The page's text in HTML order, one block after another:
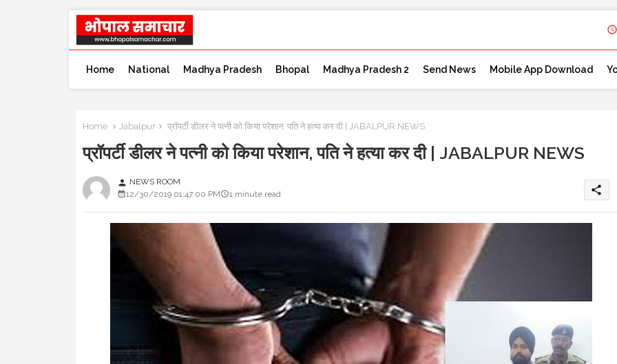
Home National Madhya Pradesh Bhopal Madhya Pradesh 2 Send News Mobile App Download
Home Jabalpur प्रॉपर्टी डीलर ने पत्नी को किया परेशान, पति ने हत्या कर दी | JABALPUR NEWS
प्रॉपर्टी डीलर ने पत्नी को किया परेशान, पति ने हत्या कर दी | JABALPUR NEWS
person NEWS ROOM
12/30/2019 01:47:00 PM
1 minute read share